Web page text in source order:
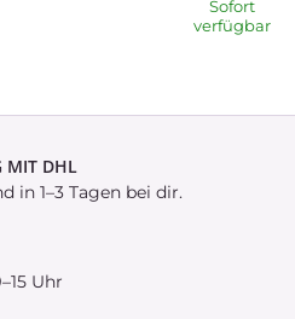
Sofort
verfügbar
MIT DHL
in 1–3 Tagen bei dir.
Uhr